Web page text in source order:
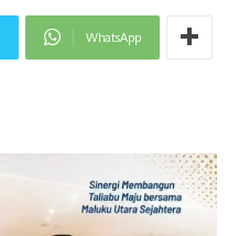
WhatsApp